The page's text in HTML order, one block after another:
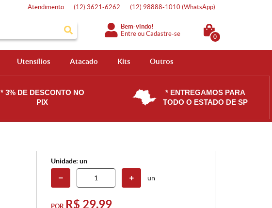
Atendimento (12) 3621-6262 (12) 98888-1010 (WhatsApp)
Bem-vindo!
Entre ouCadastre-se 0
Utensílios Atacado Kits Outros
* 3% DE DESCONTO NO
PIX
* ENTREGAMOS PARA
TODO O ESTADO DE SP
Unidade: un
un
POR R$ 29,99